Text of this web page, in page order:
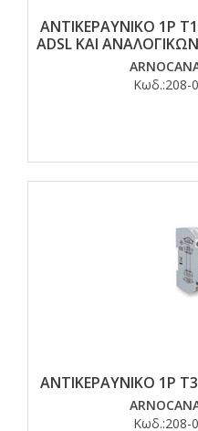
ΑΝΤΙΚΕΡΑΥΝΙΚΟ 1P
ADSL ΚΑΙ
Κωδ.:208-
ΑΝΤΙΚΕΡΑΥΝΙΚΟ 1P
Κωδ.:208-